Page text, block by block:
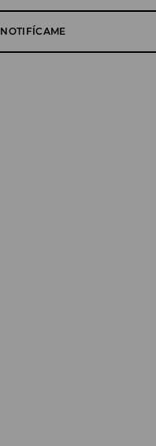
NOTIFÍCAME